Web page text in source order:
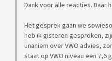
Dank voor alle reacties. Daar
Het gesprek gaan we
heb ik gisteren gesproken,
unaniem over VWO advies,
staat op VWO niveau een